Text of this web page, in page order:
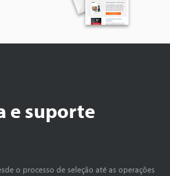
e suporte
o processo de seleção até as operações